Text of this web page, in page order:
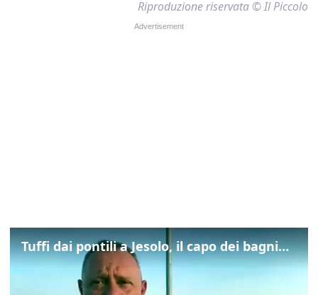
Riproduzione riservata © Il Piccolo
Tuffi dai pontili a Jesolo, il capo dei bagnini: "L'impegno di tutti per evitare altre tragedie"